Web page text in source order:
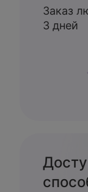
Заказ
3 дней